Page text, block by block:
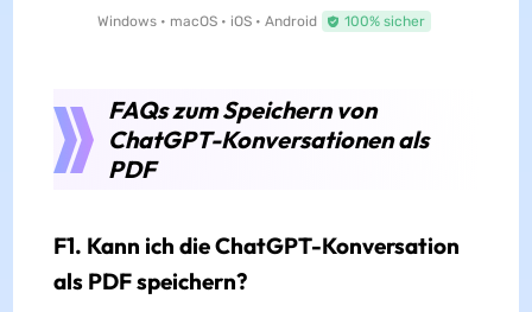
Windows • macOS • iOS • Android 100% sicher
FAQs zum Speichern von
ChatGPT-Konversationen als
PDF
F1. Kann ich die ChatGPT-Konversation
als PDF speichern?